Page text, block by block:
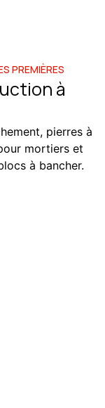
PREMIÈRES
à
pierres à
mortiers et
à bancher.